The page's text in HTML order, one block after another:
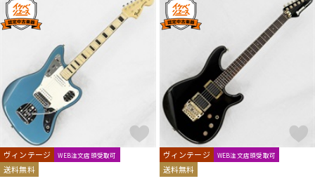
ヴィンテージ WEB注文店頭受取可
送料無料
ヴィンテージ WEB注文店頭受取可
送料無料